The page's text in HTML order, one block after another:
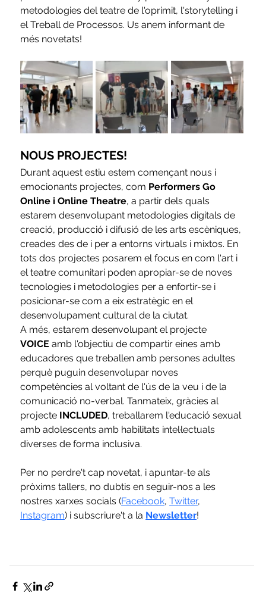
metodologies del teatre de l'oprimit, l'storytelling i
el Treball de Processos. Us anem informant de
més novetats!
NOUS PROJECTES!
Durant aquest estiu estem començant nous i
emocionants projectes, com Performers Go
Online i Online Theatre, a partir dels quals
estarem desenvolupant metodologies digitals de
creació, producció i difusió de les arts escèniques,
creades des de i per a entorns virtuals i mixtos. En
tots dos projectes posarem el focus en com l'art i
el teatre comunitari poden apropiar-se de noves
tecnologies i metodologies per a enfortir-se i
posicionar-se com a eix estratègic en el
desenvolupament cultural de la ciutat.
A més, estarem desenvolupant el projecte
VOICE amb l'objectiu de compartir eines amb
educadores que treballen amb persones adultes
perquè puguin desenvolupar noves
competències al voltant de l'ús de la veu i de la
comunicació no-verbal. Tanmateix, gràcies al
projecte INCLUDED, treballarem l'educació sexual
amb adolescents amb habilitats intel·lectuals
diverses de forma inclusiva.
Per no perdre't cap novetat, i apuntar-te als
pròxims tallers, no dubtis en seguir-nos a les
nostres xarxes socials (Facebook, Twitter,
Instagram) i subscriure't a la Newsletter!